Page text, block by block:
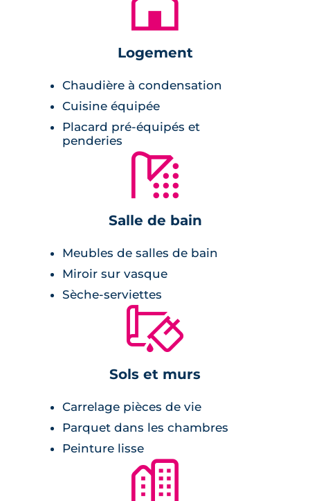
Les maisons sont construites de manière à
proposer une double exposition et elles
lumineuses que facilement aménageables.
Aussi, l'implantation des maisons a été
pensée pour préserver l'intimité de chacun
tout en offrant cohérence et harmonie.
aéroport à 15 minutes,
commerces de proximité.
Logement
Chaudière à condensation
Cuisine équipée
Placard pré-équipés et
penderies
🚿
Salle de bain
Meubles de salles de bain
Miroir sur vasque
Sèche-serviettes
🔨
Sols et murs
Carrelage pièces de vie
Parquet dans les chambres
Peinture lisse
🏙